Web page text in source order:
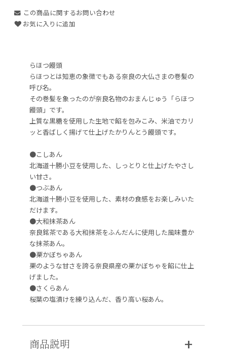
この商品に関するお問い合わせ
お気に入りに追加
らほつ饅頭
らほつとは知恵の象徴でもある奈良の大仏さまの巻髪の
呼び名。
その巻髪を象ったのが奈良名物のおまんじゅう「らほつ
饅頭」です。
上質な黒糖を使用した生地で餡を包みこみ、米油でカリ
ッと香ばしく揚げて仕上げたかりんとう饅頭です。
●こしあん
北海道十勝小豆を使用した、しっとりと仕上げたやさし
い甘さ。
●つぶあん
北海道十勝小豆を使用した、素材の食感をお楽しみいた
だけます。
●大和抹茶あん
奈良銘茶である大和抹茶をふんだんに使用した風味豊か
な抹茶あん。
●栗かぼちゃあん
栗のような甘さを誇る奈良県産の栗かぼちゃを餡に仕上
げました。
●さくらあん
桜葉の塩漬けを練り込んだ、香り高い桜あん。
商品説明